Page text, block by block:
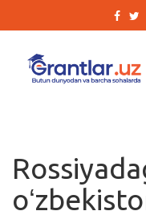
Ishlar
Kurslar